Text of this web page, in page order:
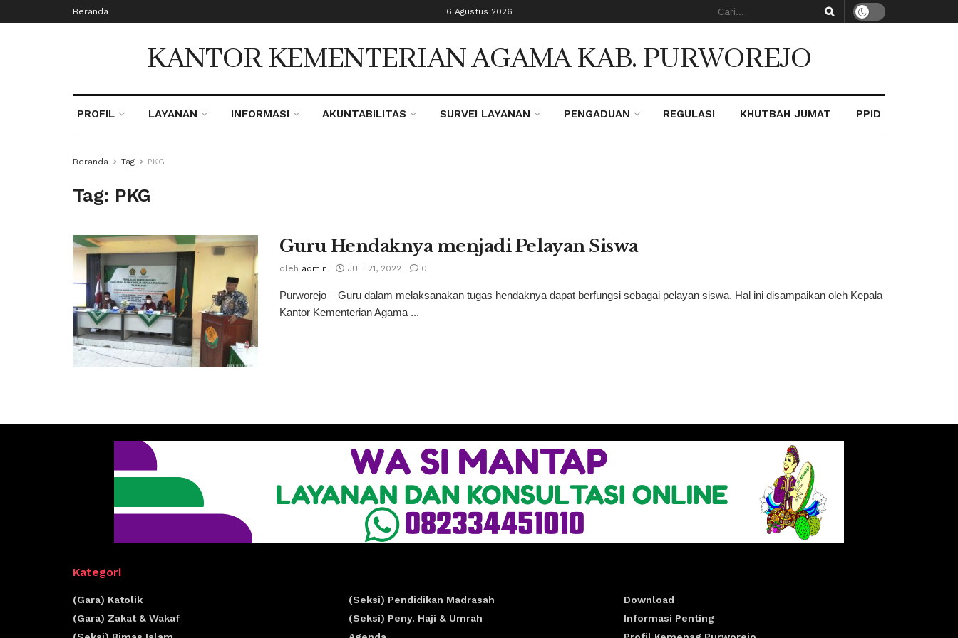
Beranda 6 Agustus 2026
KANTOR KEMENTERIAN AGAMA KAB. PURWOREJO
PROFIL LAYANAN INFORMASI AKUNTABILITAS SURVEI LAYANAN PENGADUAN REGULASI KHUTBAH JUMAT PPID
Beranda Tag PKG
Tag: PKG
Guru Hendaknya menjadi Pelayan Siswa
oleh admin JULI 21, 2022 0
Purworejo – Guru dalam melaksanakan tugas hendaknya dapat berfungsi sebagai pelayan siswa. Hal ini disampaikan oleh Kepala
Kantor Kementerian Agama ...
Kategori
(Gara) Katolik
(Gara) Zakat & Wakaf
(Seksi) Pendidikan Madrasah
(Seksi) Peny. Haji & Umrah
Download
Informasi Penting